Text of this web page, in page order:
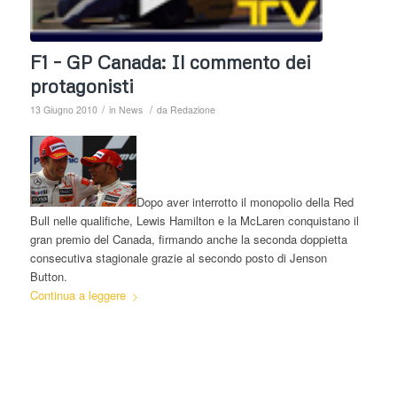
F1 – GP Canada: Il commento dei
protagonisti
13 Giugno 2010 / in News / da Redazione
Dopo aver interrotto il monopolio della Red
Bull nelle qualifiche, Lewis Hamilton e la McLaren conquistano il
gran premio del Canada, firmando anche la seconda doppietta
consecutiva stagionale grazie al secondo posto di Jenson
Button.
Continua a leggere